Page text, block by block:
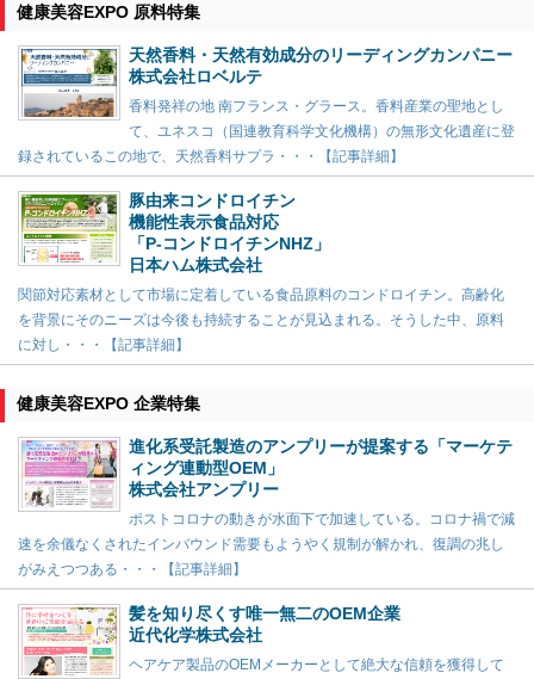
健康美容EXPO 原料特集
天然香料・天然有効成分のリーディングカンパニー
株式会社ロベルテ
香料発祥の地 南フランス・グラース。香料産業の聖地とし
て、ユネスコ（国連教育科学文化機構）の無形文化遺産に登
録されているこの地で、天然香料サプラ・・・【記事詳細】
豚由来コンドロイチン
機能性表示食品対応
「P-コンドロイチンNHZ」
日本ハム株式会社
関節対応素材として市場に定着している食品原料のコンドロイチン。高齢化
を背景にそのニーズは今後も持続することが見込まれる。そうした中、原料
に対し・・・【記事詳細】
健康美容EXPO 企業特集
進化系受託製造のアンプリーが提案する「マーケテ
ィング連動型OEM」
株式会社アンプリー
ポストコロナの動きが水面下で加速している。コロナ禍で減
速を余儀なくされたインバウンド需要もようやく規制が解かれ、復調の兆し
がみえつつある・・・【記事詳細】
髪を知り尽くす唯一無二のOEM企業
近代化学株式会社
ヘアケア製品のOEMメーカーとして絶大な信頼を獲得して